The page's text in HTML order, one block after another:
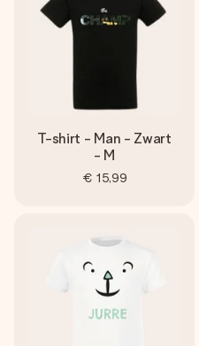
T-shirt - Man - Zwart
- M
€ 15,99